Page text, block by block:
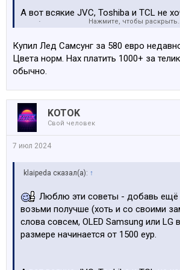
А вот всякие JVC, Toshiba и TCL не
пробовать. Было изделие из этой
Параллельно решился вопрос и с
пикселем, который вообще под
пока ещё 3 соседних не выгорят.
Немного добавив я взял Лыжу с
гарантией. Вот тогда я почувствовал
изделиями, как в цветоотдаче и
работе интерфейса и качестве
QNED, ну не почувствовал я там
Если прям вот очень хотеть эту
рассмотреть, то её можно увидеть,
некуда. Пока думаю.
Нажмите, чтобы
Купил Лед Самсунг за 580 евро
Цвета норм. Нах платить 1000+ за телик
обычно.
KOTOK
Свой человек
7 июл 2024
klaipeda сказал(а): ↑
Люблю эти советы - добавь ещё
возьми получше (хоть и со своими
слова совсем, ОLED Samsung или LG
размере начинается от 1500 еур.